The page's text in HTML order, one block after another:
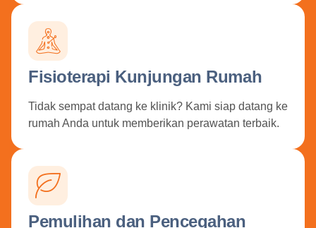
Fisioterapi Kunjungan Rumah
Tidak sempat datang ke klinik? Kami siap datang ke
rumah Anda untuk memberikan perawatan terbaik.
Pemulihan dan Pencegahan